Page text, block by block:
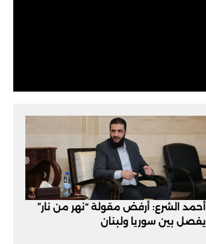
أحمد الشرع: أرفض مقولة “نهر من نار”
يفصل بين سوريا ولبنان